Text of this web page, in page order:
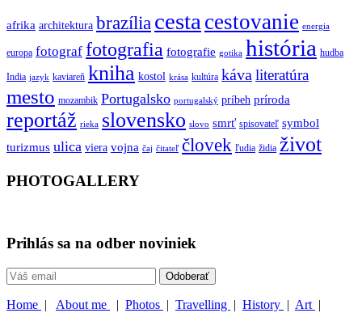
afrika architektura brazília cesta cestovanie energia
europa fotograf fotografia fotografie gotika história hudba
India jazyk kaviareň kniha kostol krása kultúra káva literatúra
mesto mozambik Portugalsko portugalský príbeh príroda
reportáž rieka slovensko slovo smrť spisovateľ symbol
turizmus ulica viera vojna čaj čitateľ človek ľudia židia život
PHOTOGALLERY
Prihlás sa na odber noviniek
Home | About me | Photos | Travelling | History | Art |